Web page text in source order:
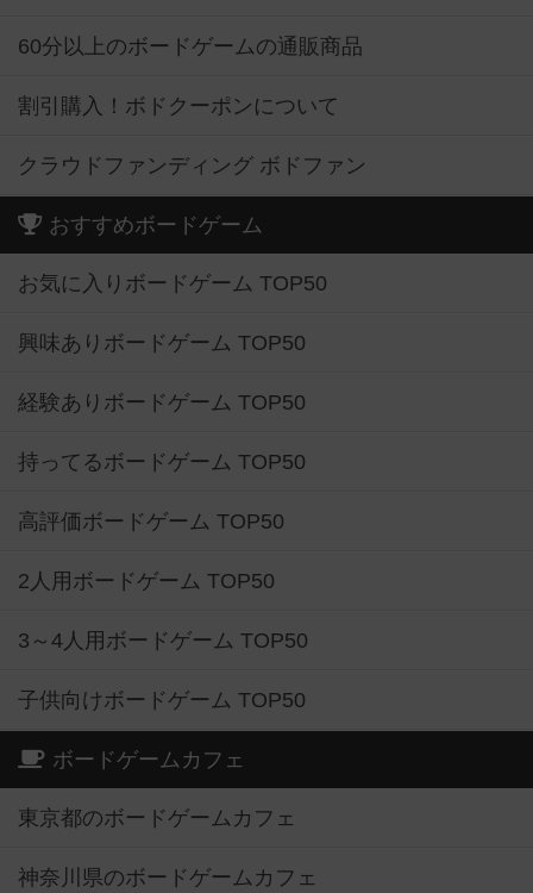
60分以上のボードゲームの通販商品
割引購入！ボドクーポンについて
クラウドファンディング ボドファン
おすすめボードゲーム
お気に入りボードゲーム TOP50
興味ありボードゲーム TOP50
経験ありボードゲーム TOP50
持ってるボードゲーム TOP50
高評価ボードゲーム TOP50
2人用ボードゲーム TOP50
3～4人用ボードゲーム TOP50
子供向けボードゲーム TOP50
ボードゲームカフェ
東京都のボードゲームカフェ
神奈川県のボードゲームカフェ